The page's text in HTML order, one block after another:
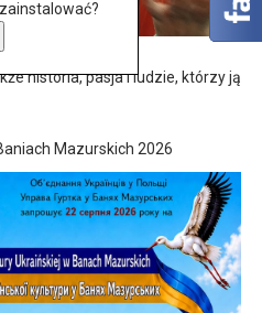
historia, pasja i ludzie, którzy ją
Mazurskich 2026